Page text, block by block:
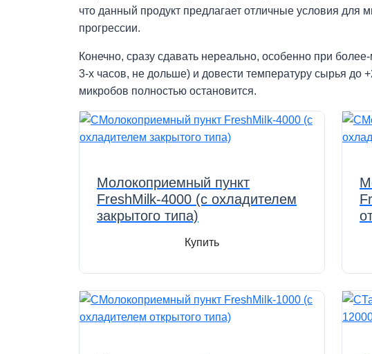
что данный продукт предлагает отличные условия для
прогрессии.
Конечно, сразу сдавать нереально, особенно при
3-х часов, не дольше) и довести температуру сырья до
микробов полностью остановится.
Молокоприемный пункт
FreshMilk-4000 (с охладителем
закрытого типа)
Купить